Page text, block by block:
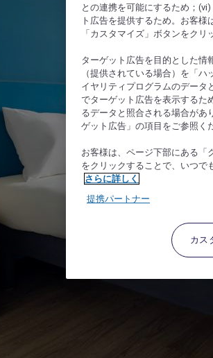
との連携を可能にするため；
ト広告を提供するため。お客
「カスタマイズ」ボタンをク
ターゲット広告を目的とした情
（提供されている場合）を「
イヤリティプログラムのデータ
でターゲット広告を表示するた
るデータと照合される場合があ
ゲット広告」の項目をご参照く
お客様は、ページ下部にある「
をクリックすることで、いつで
さらに詳しく
提携パートナー
カス